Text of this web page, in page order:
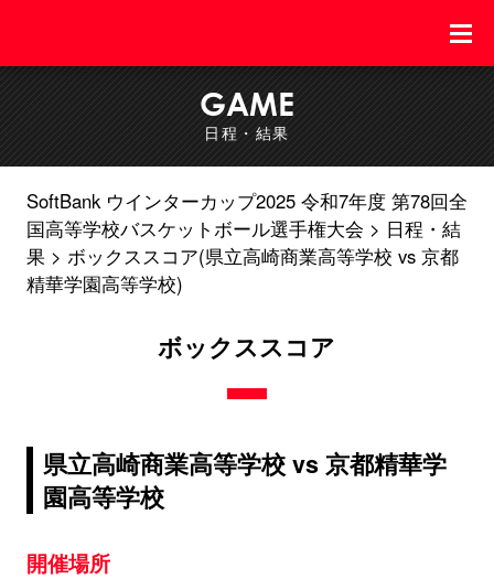
GAME
日程・結果
SoftBank ウインターカップ2025 令和7年度 第78回全
国高等学校バスケットボール選手権大会
日程・結
果
ボックススコア(県立高崎商業高等学校 vs 京都
精華学園高等学校)
ボックススコア
県立高崎商業高等学校 vs 京都精華学
園高等学校
開催場所